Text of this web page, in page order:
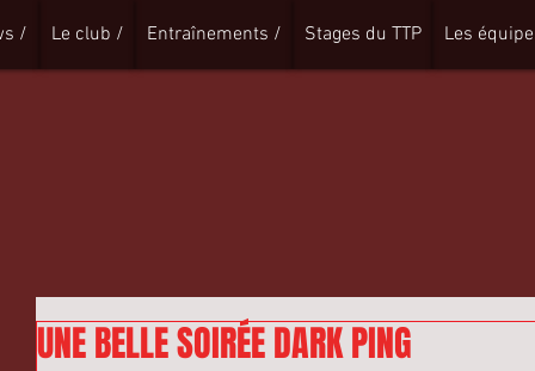
/ Le club / Entraînements / Stages du TTP Les
UNE BELLE SOIRÉE DARK PING